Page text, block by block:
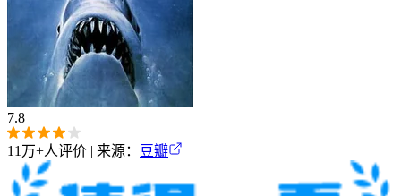
7.8
11万+人评价 | 来源： 豆瓣